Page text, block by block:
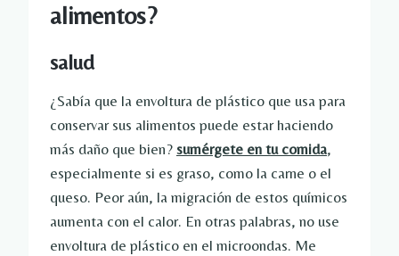
alimentos?
salud
¿Sabía que la envoltura de plástico que usa para
conservar sus alimentos puede estar haciendo
más daño que bien? sumérgete en tu comida,
especialmente si es graso, como la carne o el
queso. Peor aún, la migración de estos químicos
aumenta con el calor. En otras palabras, no use
envoltura de plástico en el microondas. Me